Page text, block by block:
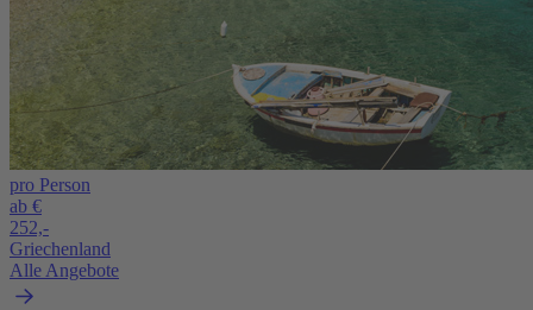
pro Person
ab €
252,-
Griechenland
Alle Angebote